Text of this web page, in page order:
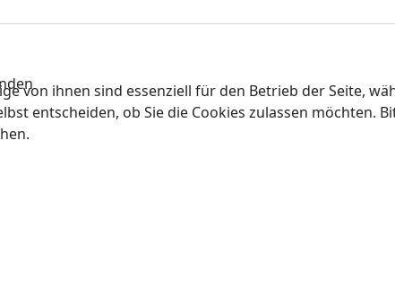
von ihnen sind essenziell für den Betrieb der Seite,
entscheiden, ob Sie die Cookies zulassen